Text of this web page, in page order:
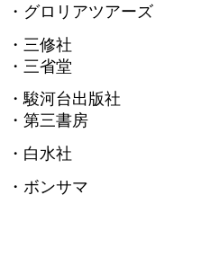
・グロリアツアーズ
・三修社
・三省堂
・駿河台出版社
・第三書房
・白水社
・ボンサマ